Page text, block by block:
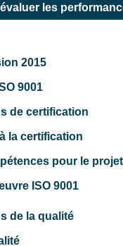
les
2015
9001
de certification
la certification
pour le projet
ISO 9001
de la qualité